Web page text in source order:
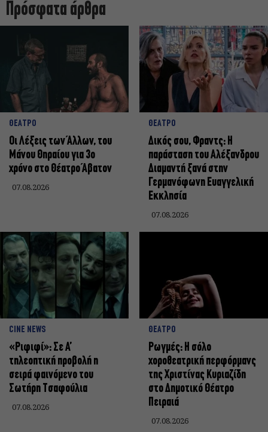
Πρόσφατα άρθρα
ΘΕΑΤΡΟ
Οι Λέξεις των Άλλων, του
Μάνου Θηραίου για 3ο
χρόνο στο Θέατρο Άβατον
07.08.2026
ΘΕΑΤΡΟ
Δικός σου, Φραντς: Η
παράσταση του Αλέξανδρου
Διαμαντή ξανά στην
Γερμανόφωνη Ευαγγελική
Εκκλησία
07.08.2026
CINE NEWS
«Ριφιφί»: Σε Α’
τηλεοπτική προβολή η
σειρά φαινόμενο του
Σωτήρη Τσαφούλια
07.08.2026
ΘΕΑΤΡΟ
Ρωγμές: Η σόλο
χοροθεατρική περφόρμανς
της Χριστίνας Κυριαζίδη
στο Δημοτικό Θέατρο
Πειραιά
07.08.2026